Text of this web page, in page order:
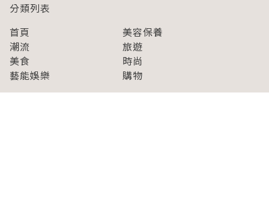
分類列表
首頁
美容保養
潮流
旅遊
美食
時尚
藝能娛樂
購物